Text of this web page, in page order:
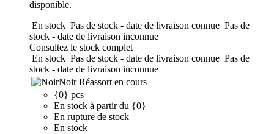
disponible.
En stock Pas de stock - date de livraison connue Pas de
stock - date de livraison inconnue
Consultez le stock complet
En stock Pas de stock - date de livraison connue Pas de
stock - date de livraison inconnue
Noir Réassort en cours
{0} pcs
En stock à partir du {0}
En rupture de stock
En stock